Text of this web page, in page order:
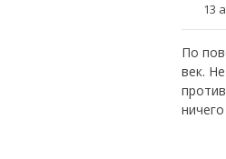
13
По
век.